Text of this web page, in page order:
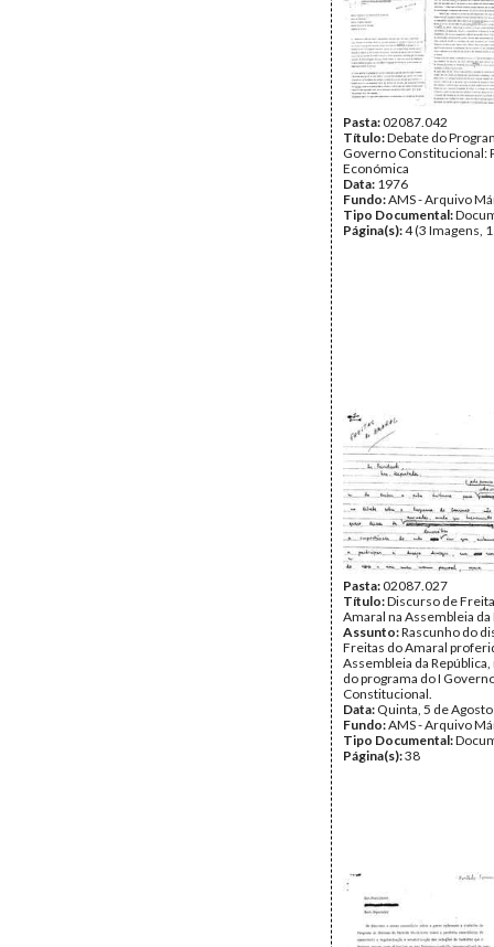
Pasta:02087.042
Título:Debate do
Governo Constitucional:
Económica
Data: 1976
Fundo:AMS - Arquivo
Tipo Documental:
Página(s):4 (3 Imagens,
Pasta:02087.027
Título:Discurso de
Amaral na Assembleia da
Assunto:Rascunho do
Freitas do Amaral
Assembleia da
do programa do I
Constitucional.
Data: Quinta, 5 de
Fundo:AMS - Arquivo
Tipo Documental:
Página(s):38